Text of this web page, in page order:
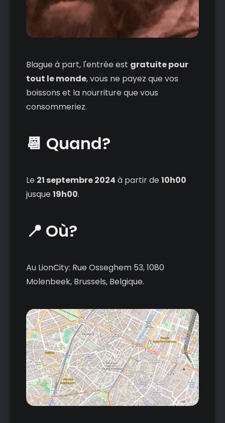
Blague à part, l'entrée est gratuite pour
tout le monde, vous ne payez que vos
boissons et la nourriture que vous
consommeriez.
📆 Quand?
Le 21 septembre 2024 à partir de 10h00
jusque 19h00.
📍 Où?
Au LionCity: Rue Osseghem 53, 1080
Molenbeek, Brussels, Belgique.